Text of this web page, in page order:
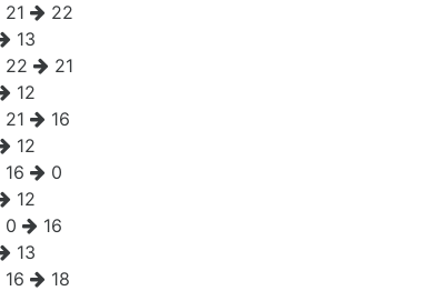
21
22
13
22
21
12
21
16
12
16
0
12
0
16
13
16
18